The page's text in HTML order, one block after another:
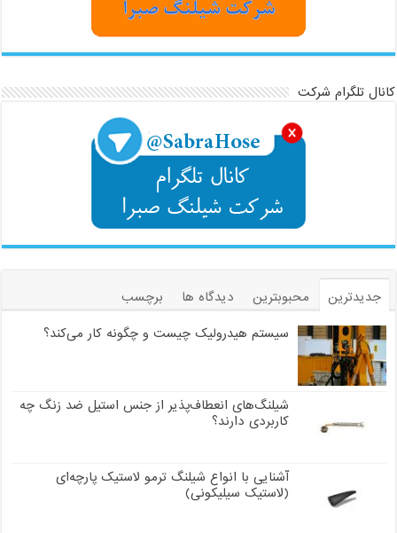
کانال تلگرام شرکت
جدیدترین محبوبترین دیدگاه ها
برچسب
سیستم هیدرولیک چیست و چگونه کار می‌کند؟
شیلنگ‌های انعطاف‌پذیر از جنس استیل ضد زنگ چه
کاربردی دارند؟
آشنایی با انواع شیلنگ ترمو لاستیک پارچه‌ای
(لاستیک سیلیکونی)